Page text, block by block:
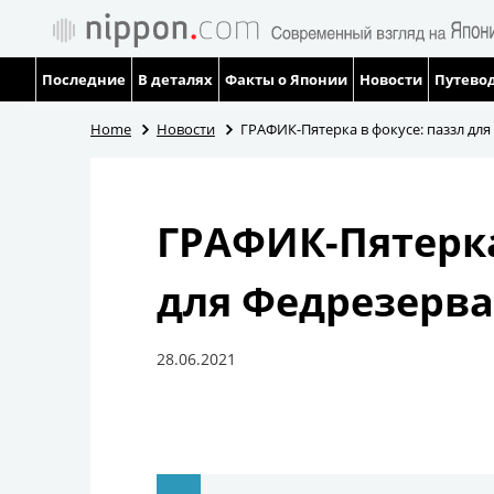
Последние В деталях Факты о Японии Новости
Home Новости ГРАФИК-Пятерка в фокусе: паззл
ГРАФИК-
для Федрезерва
28.06.2021